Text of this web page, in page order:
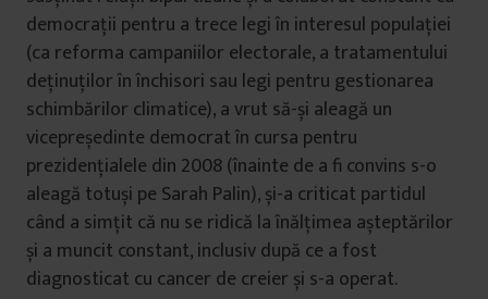
democrații pentru a trece legi în interesul populației
(ca reforma campaniilor electorale, a tratamentului
deținuților în închisori sau legi pentru gestionarea
schimbărilor climatice), a vrut să-și aleagă un
vicepreședinte democrat în cursa pentru
prezidențialele din 2008 (înainte de a fi convins s-o
aleagă totuși pe Sarah Palin), și-a criticat partidul
când a simțit că nu se ridică la înălțimea așteptărilor
și a muncit constant, inclusiv după ce a fost
diagnosticat cu cancer de creier și s-a operat.